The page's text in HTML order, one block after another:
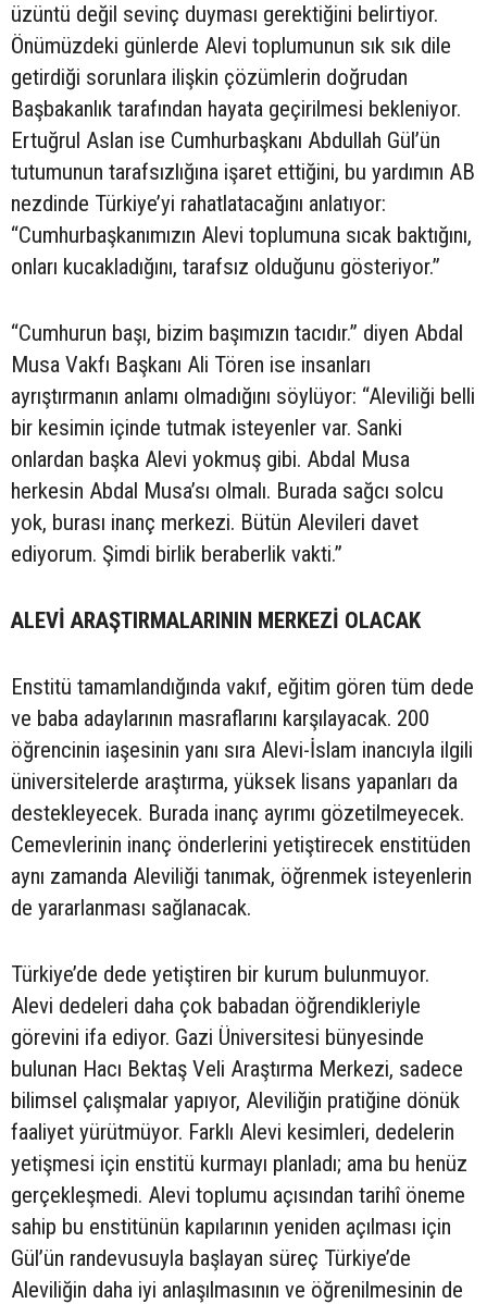
üzüntü değil sevinç duyması gerektiğini belirtiyor.
Önümüzdeki günlerde Alevi toplumunun sık sık dile
getirdiği sorunlara ilişkin çözümlerin doğrudan
Başbakanlık tarafından hayata geçirilmesi bekleniyor.
Ertuğrul Aslan ise Cumhurbaşkanı Abdullah Gül’ün
tutumunun tarafsızlığına işaret ettiğini, bu yardımın AB
nezdinde Türkiye’yi rahatlatacağını anlatıyor:
“Cumhurbaşkanımızın Alevi toplumuna sıcak baktığını,
onları kucakladığını, tarafsız olduğunu gösteriyor.”
“Cumhurun başı, bizim başımızın tacıdır.” diyen Abdal
Musa Vakfı Başkanı Ali Tören ise insanları
ayrıştırmanın anlamı olmadığını söylüyor: “Aleviliği belli
bir kesimin içinde tutmak isteyenler var. Sanki
onlardan başka Alevi yokmuş gibi. Abdal Musa
herkesin Abdal Musa’sı olmalı. Burada sağcı solcu
yok, burası inanç merkezi. Bütün Alevileri davet
ediyorum. Şimdi birlik beraberlik vakti.”
ALEVİ ARAŞTIRMALARININ MERKEZİ OLACAK
Enstitü tamamlandığında vakıf, eğitim gören tüm dede
ve baba adaylarının masraflarını karşılayacak. 200
öğrencinin iaşesinin yanı sıra Alevi-İslam inancıyla ilgili
üniversitelerde araştırma, yüksek lisans yapanları da
destekleyecek. Burada inanç ayrımı gözetilmeyecek.
Cemevlerinin inanç önderlerini yetiştirecek enstitüden
aynı zamanda Aleviliği tanımak, öğrenmek isteyenlerin
de yararlanması sağlanacak.
Türkiye’de dede yetiştiren bir kurum bulunmuyor.
Alevi dedeleri daha çok babadan öğrendikleriyle
görevini ifa ediyor. Gazi Üniversitesi bünyesinde
bulunan Hacı Bektaş Veli Araştırma Merkezi, sadece
bilimsel çalışmalar yapıyor, Aleviliğin pratiğine dönük
faaliyet yürütmüyor. Farklı Alevi kesimleri, dedelerin
yetişmesi için enstitü kurmayı planladı; ama bu henüz
gerçekleşmedi. Alevi toplumu açısından tarihî öneme
sahip bu enstitünün kapılarının yeniden açılması için
Gül’ün randevusuyla başlayan süreç Türkiye’de
Aleviliğin daha iyi anlaşılmasının ve öğrenilmesinin de